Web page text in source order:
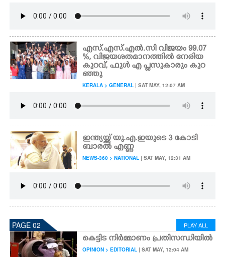
എസ്.എസ്.എൽ.സി വിജയം 99.07
%, വിജയശതമാനത്തിൽ നേരിയ
കുറവ്, ഫുൾ എ പ്ലസുകാരും കുറ
ഞ്ഞു
KERALA > GENERAL | SAT MAY, 12:07 AM
ഇന്ത്യയ്ക്ക് യു.എ.ഇയുടെ 3 കോടി
ബാരൽ എണ്ണ
NEWS-360 > NATIONAL | SAT MAY, 12:31 AM
PAGE 02 PLAY ALL
കെട്ടിട നിർമ്മാണം പ്രതിസന്ധിയിൽ
OPINION > EDITORIAL | SAT MAY, 12:04 AM